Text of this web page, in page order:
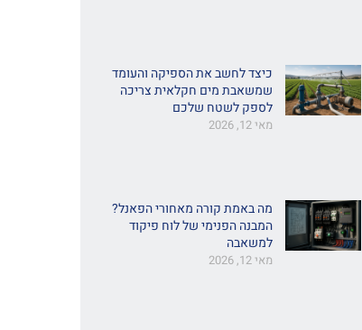
כיצד לחשב את הספיקה והעומד
שמשאבת מים חקלאית צריכה
לספק לשטח שלכם
מאי 12, 2026
מה באמת קורה מאחורי הפאנל?
המבנה הפנימי של לוח פיקוד
למשאבה
מאי 12, 2026